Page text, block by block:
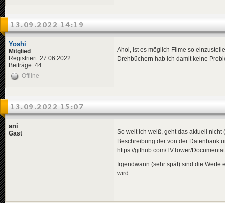
13.09.2022 14:19
Yoshi
Mitglied
Registriert: 27.06.2022
Beiträge: 44
Ahoi, ist es möglich Filme so
Drehbüchern hab ich damit keine
Offline
13.09.2022 15:07
ani
Gast
So weit ich weiß, geht das aktuell
Beschreibung der von der Datenbank
https://github.com/TVTower/
Irgendwann (sehr spät) sind die
wird.